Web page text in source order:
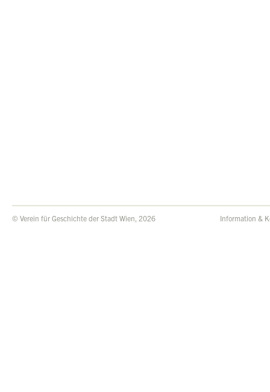
© Verein für Geschichte der Stadt Wien, 2026 Information &